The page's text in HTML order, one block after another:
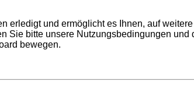
erledigt und ermöglicht es Ihnen, auf
Sie bitte unsere Nutzungsbedingungen und
bewegen.